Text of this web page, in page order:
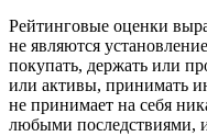
Рейтинговые оценки
не являются
покупать, держать или
или активы, принимать
не принимает на себя
любыми последствиями,